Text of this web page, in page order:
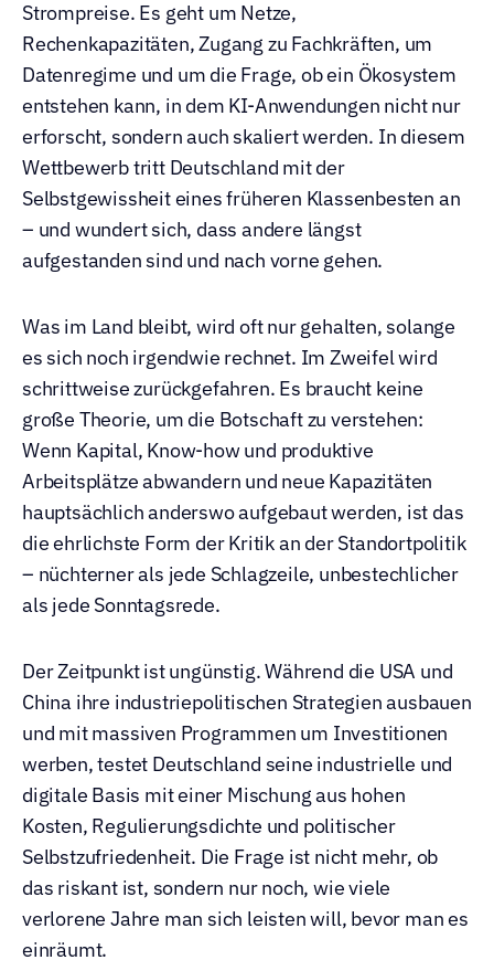
Strompreise. Es geht um Netze,
Rechenkapazitäten, Zugang zu Fachkräften, um
Datenregime und um die Frage, ob ein Ökosystem
entstehen kann, in dem KI-Anwendungen nicht nur
erforscht, sondern auch skaliert werden. In diesem
Wettbewerb tritt Deutschland mit der
Selbstgewissheit eines früheren Klassenbesten an
– und wundert sich, dass andere längst
aufgestanden sind und nach vorne gehen.
Was im Land bleibt, wird oft nur gehalten, solange
es sich noch irgendwie rechnet. Im Zweifel wird
schrittweise zurückgefahren. Es braucht keine
große Theorie, um die Botschaft zu verstehen:
Wenn Kapital, Know-how und produktive
Arbeitsplätze abwandern und neue Kapazitäten
hauptsächlich anderswo aufgebaut werden, ist das
die ehrlichste Form der Kritik an der Standortpolitik
– nüchterner als jede Schlagzeile, unbestechlicher
als jede Sonntagsrede.
Der Zeitpunkt ist ungünstig. Während die USA und
China ihre industriepolitischen Strategien ausbauen
und mit massiven Programmen um Investitionen
werben, testet Deutschland seine industrielle und
digitale Basis mit einer Mischung aus hohen
Kosten, Regulierungsdichte und politischer
Selbstzufriedenheit. Die Frage ist nicht mehr, ob
das riskant ist, sondern nur noch, wie viele
verlorene Jahre man sich leisten will, bevor man es
einräumt.